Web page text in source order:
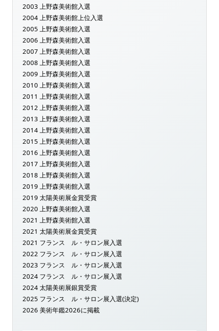
2003 上野森美術館入選
2004 上野森美術館上位入選
2005 上野森美術館入選
2006 上野森美術館入選
2007 上野森美術館入選
2008 上野森美術館入選
2009 上野森美術館入選
2010 上野森美術館入選
2011 上野森美術館入選
2012 上野森美術館入選
2013 上野森美術館入選
2014 上野森美術館入選
2015 上野森美術館入選
2016 上野森美術館入選
2017 上野森美術館入選
2018 上野森美術館入選
2019 上野森美術館入選
2019 太陽美術展金賞受賞
2020 上野森美術館入選
2021 上野森美術館入選
2021 太陽美術展金賞受賞
2021 フランス ル・サロン展入選
2022 フランス ル・サロン展入選
2023 フランス ル・サロン展入選
2024 フランス ル・サロン展入選
2024 太陽美術展銀賞受賞
2025 フランス ル・サロン展入選(決定)
2026 美術年鑑2026に掲載